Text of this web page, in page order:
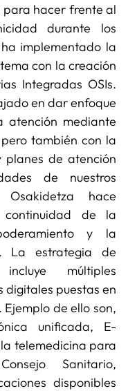
hacer frente al
durante los
implementado la
con la creación
Integradas OSIs.
en dar enfoque
mediante
también con la
planes de atención
de nuestros
Osakidetza hace
de la
y la
La estrategia de
múltiples
puestas en
de ello son,
unificada, E-
telemedicina para
Sanitario,
disponibles